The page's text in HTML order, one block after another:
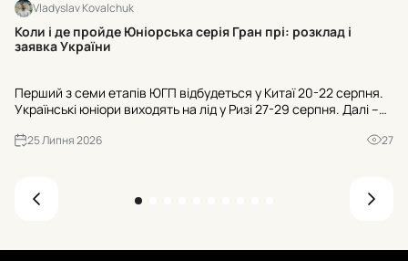
Vladyslav Kovalchuk
Коли і де пройде Юніорська серія Гран прі: розклад і
заявка України
Перший з семи етапів ЮГП відбудеться у Китаї 20-22 серпня.
Українські юніори виходять на лід у Ризі 27-29 серпня. Далі –
Чунціні.
25 Липня 2026 27